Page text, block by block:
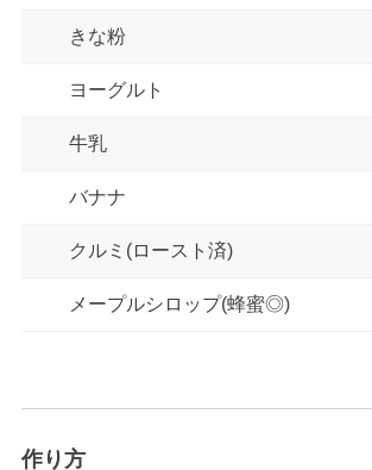
きな粉
ヨーグルト
牛乳
バナナ
クルミ(ロースト済)
メープルシロップ(蜂蜜◎)
作り方